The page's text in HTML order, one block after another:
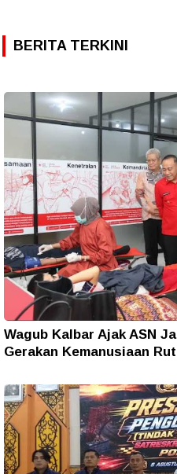
BERITA TERKINI
Wagub Kalbar Ajak ASN
Gerakan Kemanusiaan